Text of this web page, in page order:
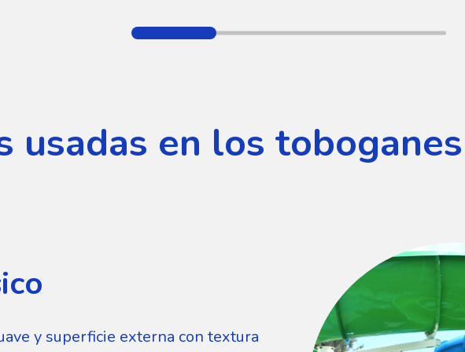
usadas en los toboganes
y superficie externa con textura